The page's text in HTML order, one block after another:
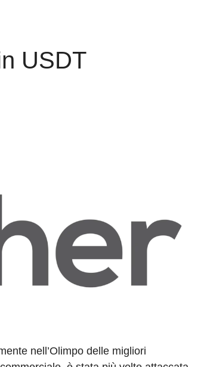
USDT
nell’Olimpo delle migliori